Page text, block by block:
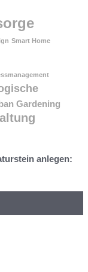
Smart Home
Gardening
anlegen: